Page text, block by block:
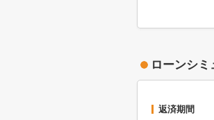
ローンシ
返済期間